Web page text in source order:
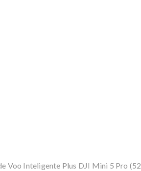
Voo Inteligente Plus DJI Mini 5 Pro (52